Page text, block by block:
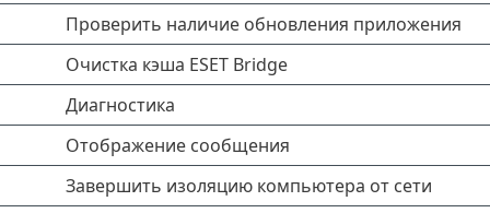
Проверить наличие обновления приложения
Очистка кэша ESET Bridge
Диагностика
Отображение сообщения
Завершить изоляцию компьютера от сети